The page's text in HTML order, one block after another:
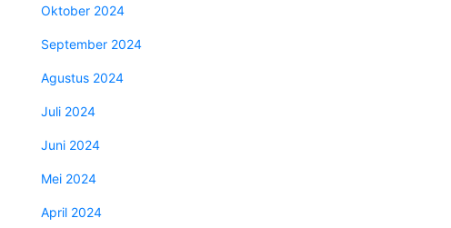
Oktober 2024
September 2024
Agustus 2024
Juli 2024
Juni 2024
Mei 2024
April 2024